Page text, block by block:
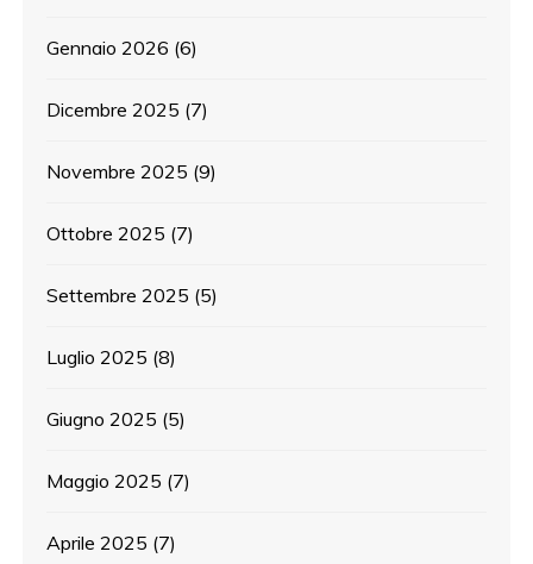
Gennaio 2026 (6)
Dicembre 2025 (7)
Novembre 2025 (9)
Ottobre 2025 (7)
Settembre 2025 (5)
Luglio 2025 (8)
Giugno 2025 (5)
Maggio 2025 (7)
Aprile 2025 (7)